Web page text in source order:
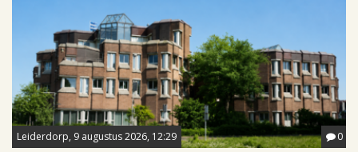
Leiderdorp, 9 augustus 2026, 12:29 0